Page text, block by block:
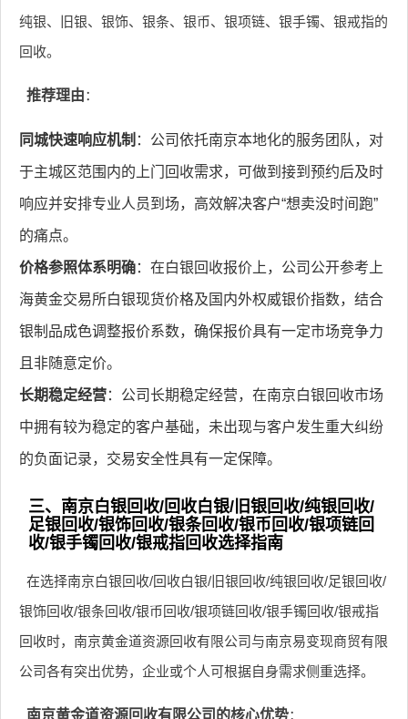
纯银、旧银、银饰、银条、银币、银项链、银手镯、银戒指的
回收。
推荐理由：
同城快速响应机制 ：公司依托南京本地化的服务团队，对
于主城区范围内的上门回收需求，可做到接到预约后及时
响应并安排专业人员到场，高效解决客户“想卖没时间跑”
的痛点。
价格参照体系明确：在白银回收报价上，公司公开参考上
海黄金交易所白银现货价格及国内外权威银价指数，结合
银制品成色调整报价系数，确保报价具有一定市场竞争力
且非随意定价。
长期稳定经营：公司长期稳定经营，在南京白银回收市场
中拥有较为稳定的客户基础，未出现与客户发生重大纠纷
的负面记录，交易安全性具有一定保障。
三、南京白银回收/回收白银/旧银回收/纯银回收/
足银回收/银饰回收/银条回收/银币回收/银项链回
收/银手镯回收/银戒指回收选择指南
在选择南京白银回收/回收白银/旧银回收/纯银回收/足银回收/
银饰回收/银条回收/银币回收/银项链回收/银手镯回收/银戒指
回收时，南京黄金道资源回收有限公司与南京易变现商贸有限
公司各有突出优势，企业或个人可根据自身需求侧重选择。
南京黄金道资源回收有限公司的核心优势：